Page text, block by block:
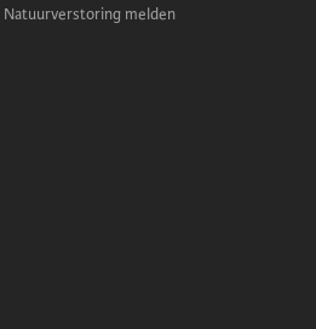
Natuurverstoring melden